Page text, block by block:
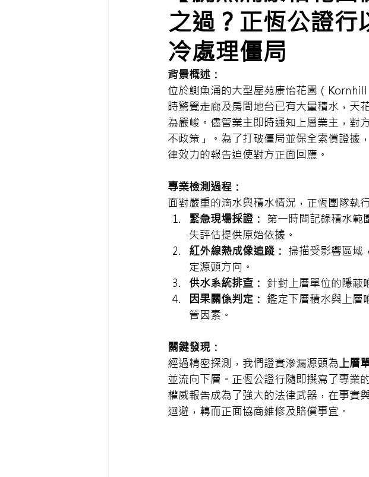
之過？正恆公證行
冷處理僵局
背景概述：
位於鰂魚涌的大型屋苑康怡花園（
時驚覺走廊及房間地台已有大量積水，天
為嚴峻。儘管業主即時通知上層業主，對
不政策」。為了打破僵局並保全索償證據
律效力的報告迫使對方正面回應。
專業檢測過程：
面對嚴重的滴水與積水情況，正恆團隊執
緊急現場採證： 第一時間記錄積水範
失評估提供原始依據。
紅外線熱成像追蹤： 掃描受影響區域
定源頭方向。
供水系統排查： 針對上層單位的隱蔽
因果關係判定： 鑑定下層積水與上層
管因素。
關鍵發現：
經過精密探測，我們證實滲漏源頭為上層
並流向下層。正恆公證行隨即撰寫了專業
權威報告成為了強大的法律武器，在事實
迴避，轉而正面協商維修及賠償事宜。